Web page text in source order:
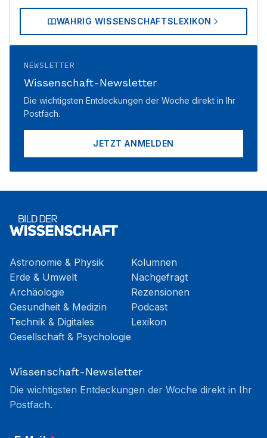
WAHRIG WISSENSCHAFTSLEXIKON
NEWSLETTER
Wissenschaft-Newsletter
Die wichtigsten Entdeckungen der Woche direkt in Ihr
Postfach.
JETZT ANMELDEN
Astronomie & Physik
Erde & Umwelt
Archäologie
Gesundheit & Medizin
Technik & Digitales
Gesellschaft & Psychologie
Kolumnen
Nachgefragt
Rezensionen
Podcast
Lexikon
Wissenschaft-Newsletter
Die wichtigsten Entdeckungen der Woche direkt in Ihr
Postfach.